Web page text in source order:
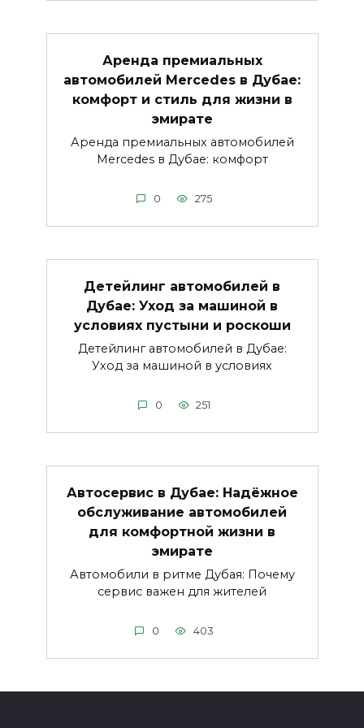
Аренда премиальных
автомобилей Mercedes в Дубае:
комфорт и стиль для жизни в
эмирате
Аренда премиальных автомобилей
Mercedes в Дубае: комфорт
0 275
Детейлинг автомобилей в
Дубае: Уход за машиной в
условиях пустыни и роскоши
Детейлинг автомобилей в Дубае:
Уход за машиной в условиях
0 251
Автосервис в Дубае: Надёжное
обслуживание автомобилей
для комфортной жизни в
эмирате
Автомобили в ритме Дубая: Почему
сервис важен для жителей
0 403